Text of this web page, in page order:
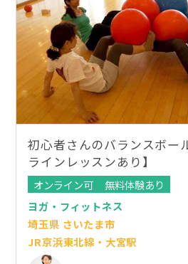
初心者さんのバランスボー
ラインレッスンあり】
オンライン可
無料体験あり
ヨガ・フィットネス
埼玉県 さいたま市
JR京浜東北線・大宮駅